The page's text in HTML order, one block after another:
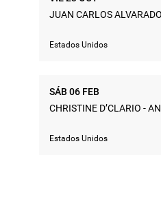
JUAN CARLOS
Estados Unidos
CHRISTINE D’CLARIO -
SÁB 06 FEB
Estados Unidos